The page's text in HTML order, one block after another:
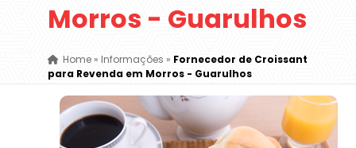
Morros - Guarulhos
Home» Informações » Fornecedor de Croissant
para Revenda em Morros - Guarulhos